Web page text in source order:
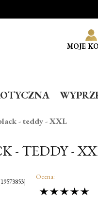
MOJE
- teddy - XXL
- TEDDY -
Ocena: